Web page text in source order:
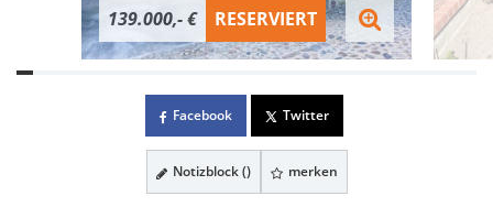
139.000,- € RESERVIERT
Facebook Twitter
Notizblock () merken